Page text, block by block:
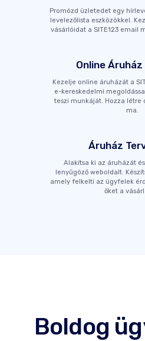
Promózd üzletedet egy
levelezőlista eszközökkel.
vásárlóidat a SITE123 email
Online
Kezelje online áruházát a
e-kereskedelmi
teszi munkáját. Hozza létre
ma.
Áruház
Alakítsa ki az áruházát
lenyűgöző weboldalt.
amely felkelti az ügyfelek
őket a
Boldog